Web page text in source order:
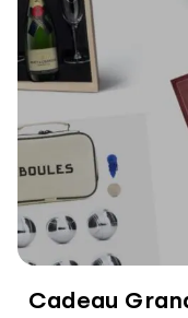
Cadeau